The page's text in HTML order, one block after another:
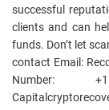
successful
clients and can
funds. Don’t let
contact Email:
Number: